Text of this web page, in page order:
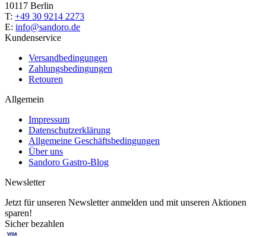
10117 Berlin
T: +49 30 9214 2273
E: info@sandoro.de
Kundenservice
Versandbedingungen
Zahlungsbedingungen
Retouren
Allgemein
Impressum
Datenschutzerklärung
Allgemeine Geschäftsbedingungen
Über uns
Sandoro Gastro-Blog
Newsletter
Jetzt für unseren Newsletter anmelden und mit unseren Aktionen
sparen!
Sicher bezahlen